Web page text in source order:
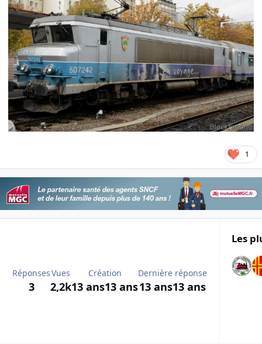
1
Réponses
3
Vues
2,2k
Création
13 ans13 ans
Dernière réponse
13 ans13 ans
Les